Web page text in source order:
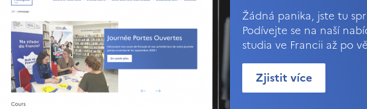
Žádná panika, jste tu
Podívejte se na naší
studia ve Francii až po
Zjistit více